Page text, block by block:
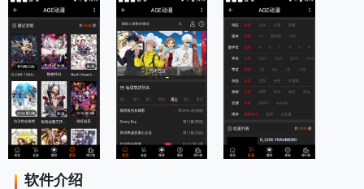
软件介绍